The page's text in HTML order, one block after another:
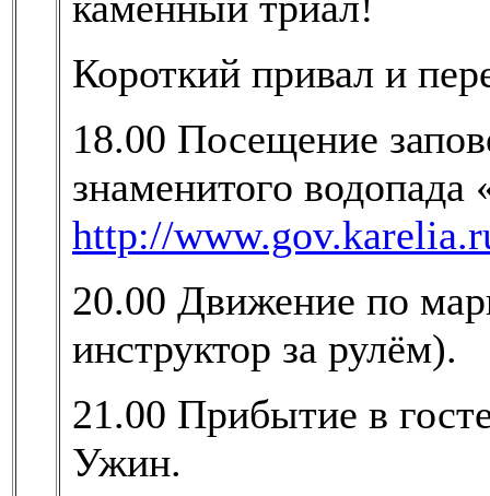
Короткий привал и
18.00 Посещение
знаменитого водопада
http://
20.00 Движение по
инструктор за рулём).
21.00 Прибытие в
Ужин.